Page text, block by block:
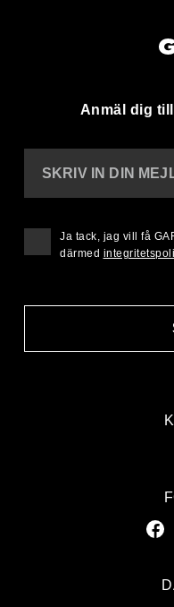
Anmäl dig
SKRIV IN DIN
Ja tack, jag vill få
därmed